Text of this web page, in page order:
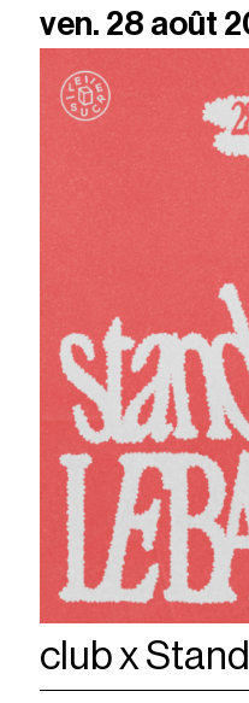
ven. 28 août
club x